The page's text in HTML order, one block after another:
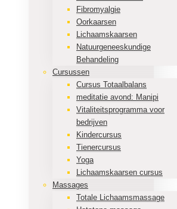
Fibromyalgie
Oorkaarsen
Lichaamskaarsen
Natuurgeneeskundige
Behandeling
Cursussen
Cursus Totaalbalans
meditatie avond: Manipi
Vitaliteitsprogramma voor
bedrijven
Kindercursus
Tienercursus
Yoga
Lichaamskaarsen cursus
Massages
Totale Lichaamsmassage